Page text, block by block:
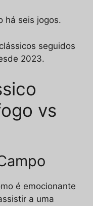
há seis jogos.
seguidos
2023.
vs
é emocionante
a uma